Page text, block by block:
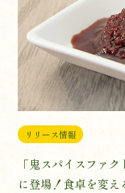
リリース情報
「鬼スパイスファ
に登場！食卓を変